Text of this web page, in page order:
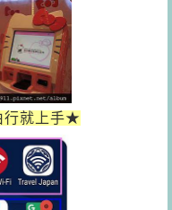
行就上手★